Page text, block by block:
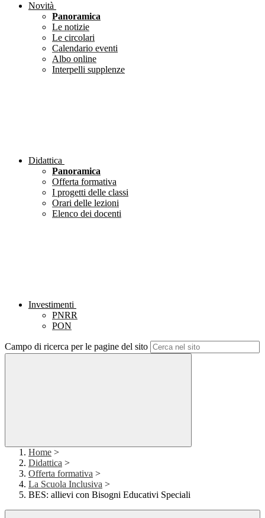
Novità
Panoramica
Le notizie
Le circolari
Calendario eventi
Albo online
Interpelli supplenze
Didattica
Panoramica
Offerta formativa
I progetti delle classi
Orari delle lezioni
Elenco dei docenti
Investimenti
PNRR
PON
Campo di ricerca per le pagine del sito
Home >
Didattica >
Offerta formativa >
La Scuola Inclusiva >
BES: allievi con Bisogni Educativi Speciali